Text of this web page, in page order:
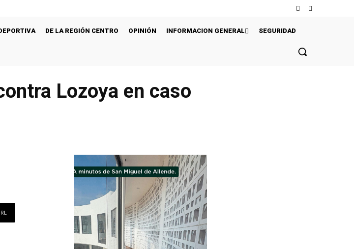
DE LA REGIÓN CENTRO OPINIÓN INFORMACION GENERAL SEGURIDAD
Lozoya en caso